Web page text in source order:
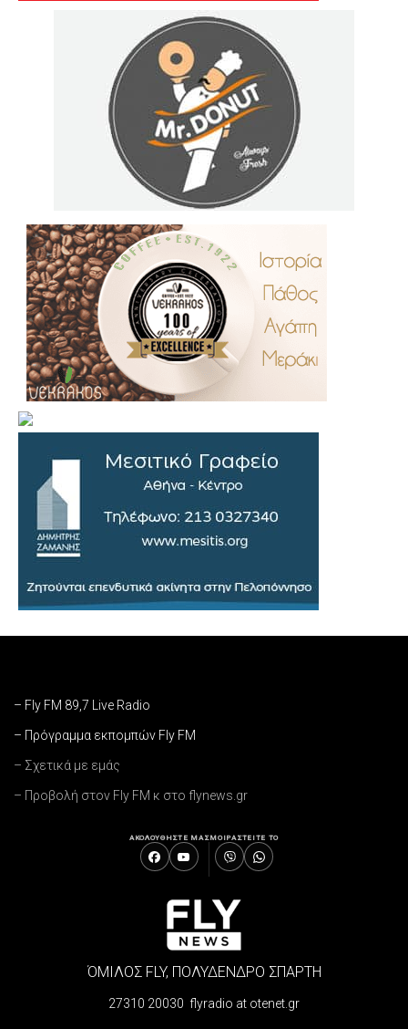
– Fly FM 89,7 Live Radio
– Πρόγραμμα εκπομπών Fly FM
– Σχετικά με εμάς
– Προβολή στον Fly FM κ στο flynews.gr
ΑΚΟΛΟΥΘΗΣΤΕ ΜΑΣΜΟΙΡΑΣΤΕΙΤΕ ΤΟ
ΌΜΙΛΟΣ FLY, ΠΟΛΥΔΕΝΔΡΟ ΣΠΑΡΤΗ
27310 20030 flyradio at otenet.gr